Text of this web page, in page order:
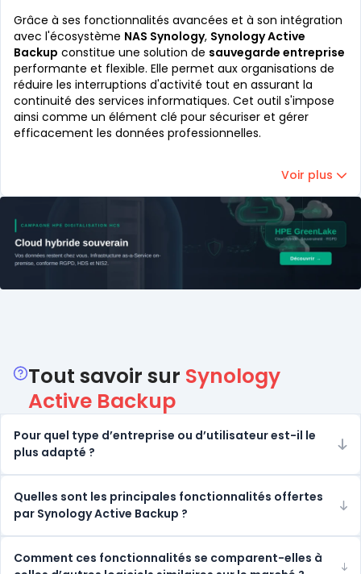
Grâce à ses fonctionnalités avancées et à son intégration
avec l'écosystème NAS Synology, Synology Active
Backup constitue une solution de sauvegarde entreprise
performante et flexible. Elle permet aux organisations de
réduire les interruptions d'activité tout en assurant la
continuité des services informatiques. Cet outil s'impose
ainsi comme un élément clé pour sécuriser et gérer
efficacement les données professionnelles.
Voir plus
Catégories
Tout savoir sur Synology
Active Backup
Pour quel type d’entreprise ou d’utilisateur est-il le
plus adapté ?
Quelles sont les principales fonctionnalités offertes
par Synology Active Backup ?
Comment ces fonctionnalités se comparent-elles à